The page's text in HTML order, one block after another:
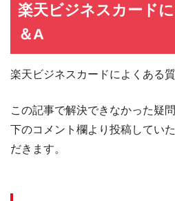
楽天ビジネスカード
＆A
楽天ビジネスカードによくある
この記事で解決できなかった疑
下のコメント欄より投稿してい
だきます。